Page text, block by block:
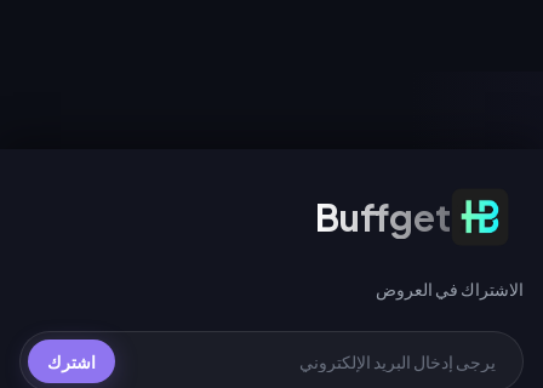
الاشتراك في العروضBuffget
الاشتراك في العروض
اشترك